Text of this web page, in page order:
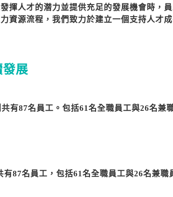
揮人才的潜力並提供充足的發展機會時，
資源流程，我們致力於建立一個支持人才
發展
有87名員工。包括61名全職員工與26名兼
有87名員工，包括61名全職員工與26名兼職